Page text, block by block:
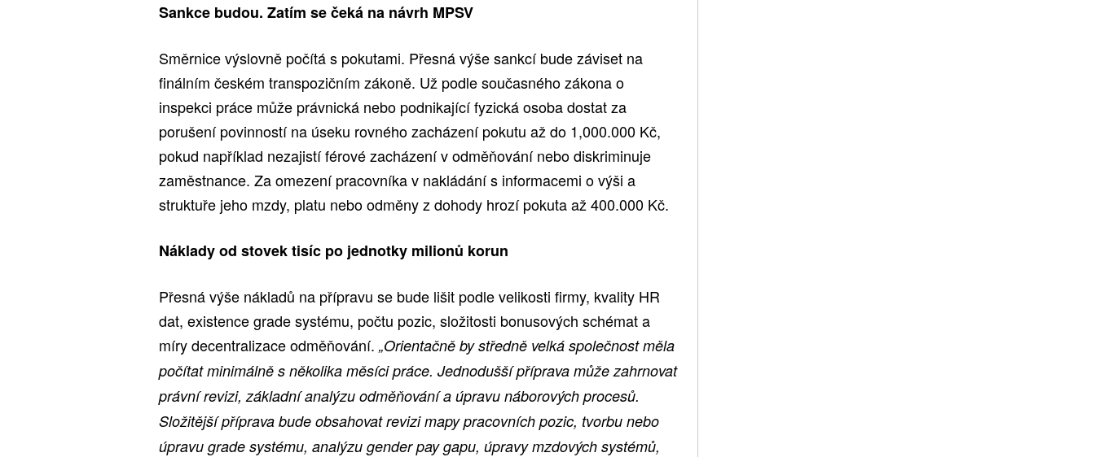
Sankce budou. Zatím se čeká na návrh MPSV
Směrnice výslovně počítá s pokutami. Přesná výše sankcí bude záviset na
finálním českém transpozičním zákoně. Už podle současného zákona o
inspekci práce může právnická nebo podnikající fyzická osoba dostat za
porušení povinností na úseku rovného zacházení pokutu až do 1,000.000 Kč,
pokud například nezajistí férové zacházení v odměňování nebo diskriminuje
zaměstnance. Za omezení pracovníka v nakládání s informacemi o výši a
struktuře jeho mzdy, platu nebo odměny z dohody hrozí pokuta až 400.000 Kč.
Náklady od stovek tisíc po jednotky milionů korun
Přesná výše nákladů na přípravu se bude lišit podle velikosti firmy, kvality HR
dat, existence grade systému, počtu pozic, složitosti bonusových schémat a
míry decentralizace odměňování. „Orientačně by středně velká společnost měla
počítat minimálně s několika měsíci práce. Jednodušší příprava může zahrnovat
právní revizi, základní analýzu odměňování a úpravu náborových procesů.
Složitější příprava bude obsahovat revizi mapy pracovních pozic, tvorbu nebo
úpravu grade systému, analýzu gender pay gapu, úpravy mzdových systémů,